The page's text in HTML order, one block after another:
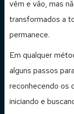
vêm e vão, mas
transformados a
permanece.
Em qualquer
alguns passos
reconhecendo os
iniciando e